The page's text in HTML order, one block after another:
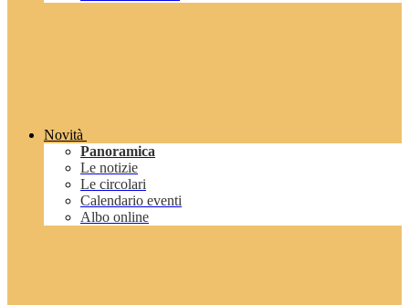
Novità
Panoramica
Le notizie
Le circolari
Calendario eventi
Albo online